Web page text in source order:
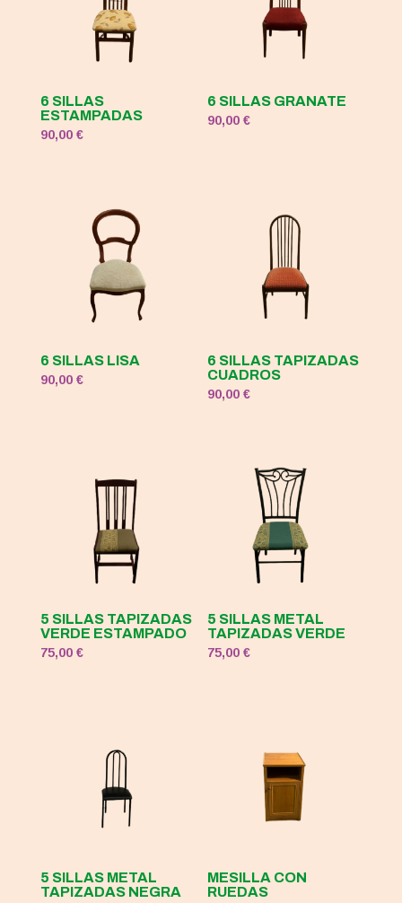
6 SILLAS
ESTAMPADAS
90,00 €
6 SILLAS GRANATE
90,00€
6 SILLAS LISA
90,00 €
6 SILLAS TAPIZADAS
CUADROS
90,00€
5 SILLAS TAPIZADAS
VERDE ESTAMPADO
75,00 €
5 SILLAS METAL
TAPIZADAS VERDE
75,00€
5 SILLAS METAL
TAPIZADAS NEGRA
MESILLA CON
RUEDAS